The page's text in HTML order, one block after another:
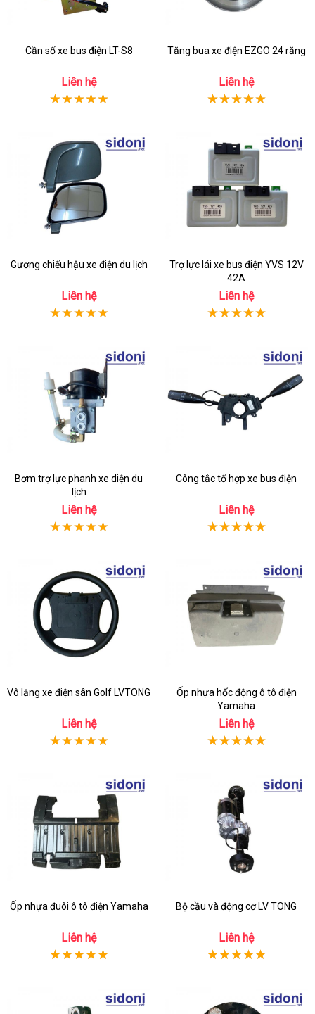
Cần số xe bus điện LT-S8
Liên hệ
Tăng bua xe điện EZGO 24 răng
Liên hệ
Gương chiếu hậu xe điện du lịch
Liên hệ
Trợ lực lái xe bus điện YVS 12V
42A
Liên hệ
Bơm trợ lực phanh xe diện du
lịch
Liên hệ
Công tắc tổ hợp xe bus điện
Liên hệ
Vô lăng xe điện sân Golf LVTONG
Liên hệ
Ốp nhựa hốc động ô tô điện
Yamaha
Liên hệ
Ốp nhựa đuôi ô tô điện Yamaha
Liên hệ
Bộ cầu và động cơ LV TONG
Liên hệ